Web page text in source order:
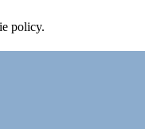
policy.